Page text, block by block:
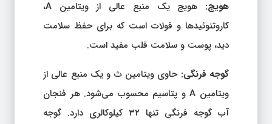
هویج:
هویج یک منبع عالی از ویتامین A،
کاروتنوئیدها و فولات است که برای حفظ سلامت
دید، پوست و سلامت قلب مفید است.
گوجه فرنگی: حاوی ویتامین ث و یک منبع عالی از
ویتامین A و پتاسیم محسوب می‌شود. هر فنجان
آب گوجه فرنگی تنها ۳۲ کیلوکالری دارد. گوجه